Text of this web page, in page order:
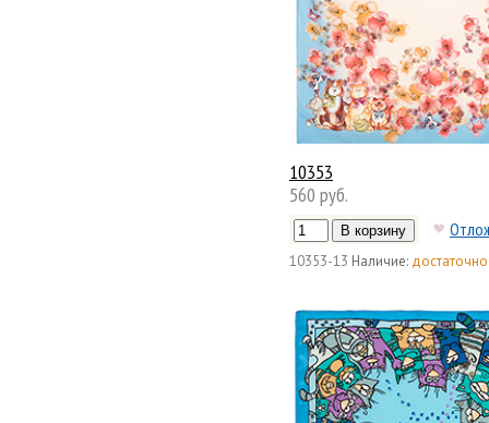
10353
560 руб.
10353-13 Наличие: достаточно